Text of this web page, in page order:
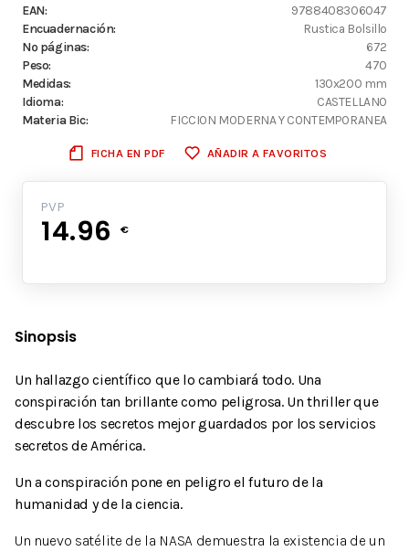
EAN:
9788408306047
Encuadernación:
Rustica Bolsillo
Nº páginas:
672
Peso:
470
Medidas:
130x200 mm
Idioma:
CASTELLANO
Materia Bic:
FICCION MODERNA Y CONTEMPORANEA
FICHA EN PDF AÑADIR A FAVORITOS
PVP
14.96 €
Sinopsis
Un hallazgo científico que lo cambiará todo. Una
conspiración tan brillante como peligrosa. Un thriller que
descubre los secretos mejor guardados por los servicios
secretos de América.
Un a conspiración pone en peligro el futuro de la
humanidad y de la ciencia.
Un nuevo satélite de la NASA demuestra la existencia de un